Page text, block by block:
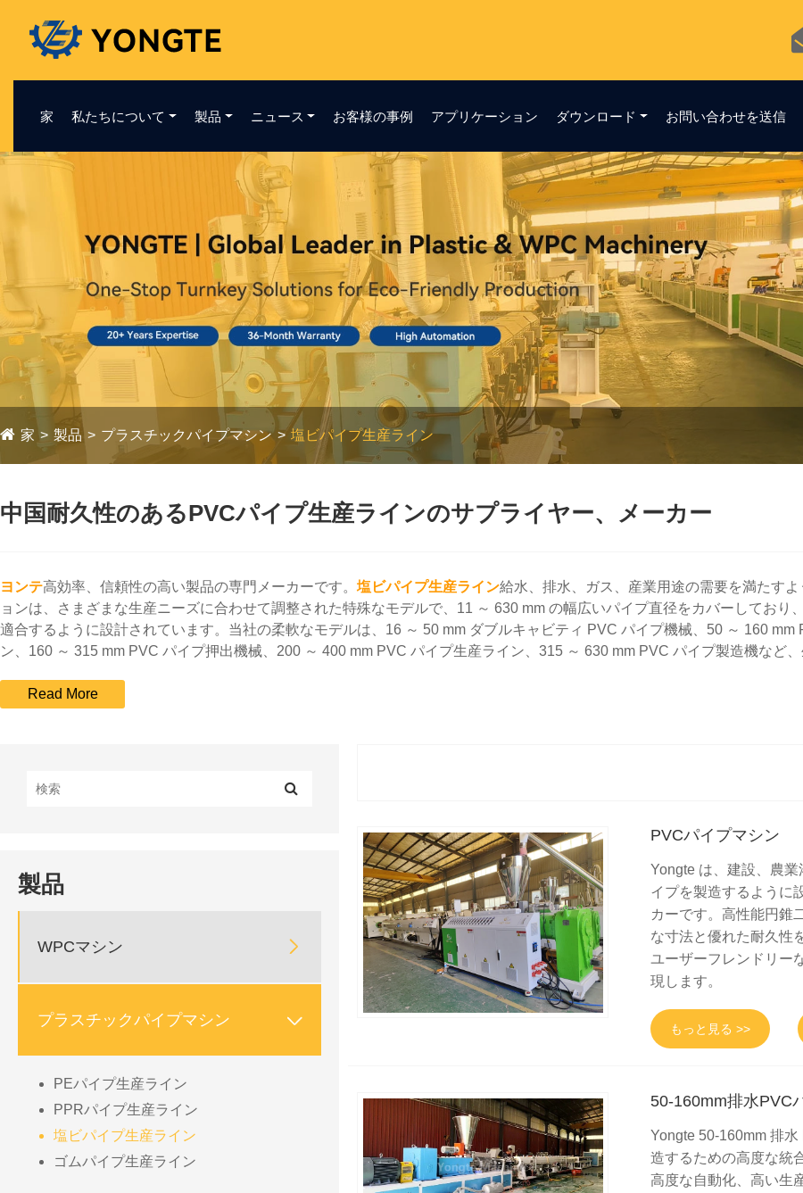
家 私たちについて 製品 ニュース お客様の事例 アプリケーション ダウンロード お問い合わせを送信
家 製品 プラスチックパイプマシン 塩ビパイプ生産ライン
中国耐久性のあるPVCパイプ生産ラインのサプライヤー、メーカー
ヨンテ高効率、信頼性の高い製品の専門メーカーです。 塩ビパイプ生産ライン給水、排水、ガス、産業用途の需要を満たす
ョンは、さまざまな生産ニーズに合わせて調整された特殊なモデルで、11 ～ 630 mm の幅広いパイプ直径をカバーしてお
適合するように設計されています。当社の柔軟なモデルは、16 ～ 50 mm ダブルキャビティ PVC パイプ機械、50 ～ 160
ン、160 ～ 315 mm PVC パイプ押出機械、200 ～ 400 mm PVC パイプ生産ライン、315 ～ 630 mm PVC パイプ製造機など
製品
WPCマシン 
プラスチックパイプマシン 
PEパイプ生産ライン
PPRパイプ生産ライン
塩ビパイプ生産ライン
ゴムパイプ生産ライン
PVCパイプマシン
Yongte は、建設、農
イプを製造するように
カーです。高性能円錐
な寸法と優れた耐久性
ユーザーフレンドリー
現します。
もっと見る >>
50-160mm排水PVC
Yongte 50-160mm 排
造するための高度な統
高度な自動化、高い生